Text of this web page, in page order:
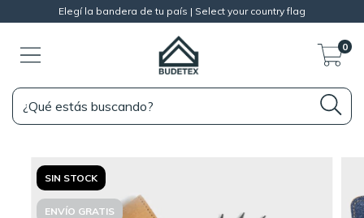
Elegí la bandera de tu país | Select your country flag
0
SIN STOCK
ENVÍO GRATIS